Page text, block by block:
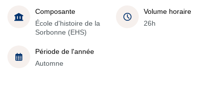
Composante
École d'histoire de la
Sorbonne (EHS)
Volume horaire
26h
Période de l'année
Automne